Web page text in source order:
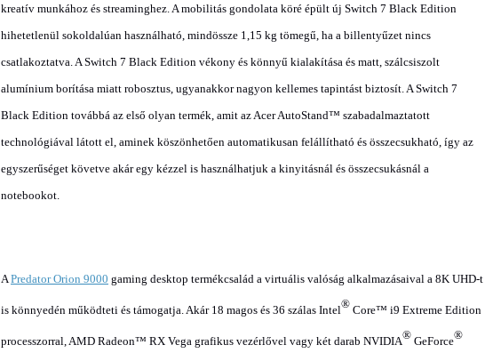
kreatív munkához és streaminghez. A mobilitás gondolata köré épült új Switch 7 Black Edition
hihetetlenül sokoldalúan használható, mindössze 1,15 kg tömegű, ha a billentyűzet nincs
csatlakoztatva. A Switch 7 Black Edition vékony és könnyű kialakítása és matt, szálcsiszolt
alumínium borítása miatt robosztus, ugyanakkor nagyon kellemes tapintást biztosít. A Switch 7
Black Edition továbbá az első olyan termék, amit az Acer AutoStand™ szabadalmaztatott
technológiával látott el, aminek köszönhetően automatikusan felállítható és összecsukható, így az
egyszerűséget követve akár egy kézzel is használhatjuk a kinyitásnál és összecsukásnál a
notebookot.
APredator Orion 9000 gaming desktop termékcsalád a virtuális valóság alkalmazásaival a 8K UHD-t
is könnyedén működteti és támogatja. Akár 18 magos és 36 szálas Intel® Core™ i9 Extreme Edition
processzorral, AMD Radeon™ RX Vega grafikus vezérlővel vagy két darab NVIDIA® GeForce®